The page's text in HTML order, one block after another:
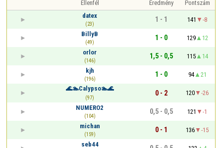
Ellenfél Eredmény
Pontszám
datex
(23)
1 - 1 141
-8
BillyB
(49)
1 - 0 129
12
orlor
(146)
1,5 - 0,5 115
14
kjh
(196)
1 - 0 94
21
🌊🏊Calypso🏊🌊
(97)
0 - 2 120
-26
NUMERO2
(104)
0,5 - 0,5 121
-1
michan
(159)
0 - 1 136
-15
seb44